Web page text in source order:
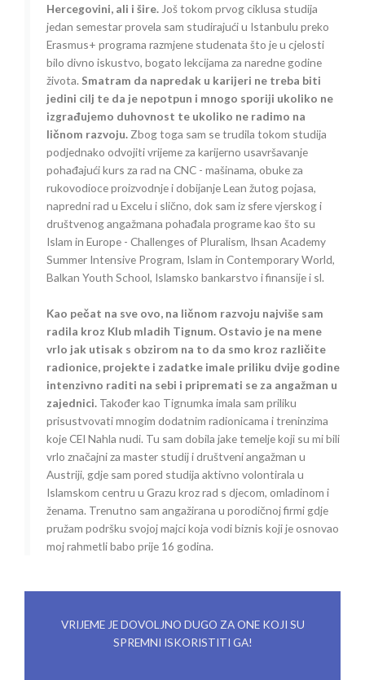
Hercegovini, ali i šire. Još tokom prvog ciklusa studija
jedan semestar provela sam studirajući u Istanbulu preko
Erasmus+ programa razmjene studenata što je u cjelosti
bilo divno iskustvo, bogato lekcijama za naredne godine
života. Smatram da napredak u karijeri ne treba biti
jedini cilj te da je nepotpun i mnogo sporiji ukoliko ne
izgrađujemo duhovnost te ukoliko ne radimo na
ličnom razvoju. Zbog toga sam se trudila tokom studija
podjednako odvojiti vrijeme za karijerno usavršavanje
pohađajući kurs za rad na CNC - mašinama, obuke za
rukovodioce proizvodnje i dobijanje Lean žutog pojasa,
napredni rad u Excelu i slično, dok sam iz sfere vjerskog i
društvenog angažmana pohađala programe kao što su
Islam in Europe - Challenges of Pluralism, Ihsan Academy
Summer Intensive Program, Islam in Contemporary World,
Balkan Youth School, Islamsko bankarstvo i finansije i sl.
Kao pečat na sve ovo, na ličnom razvoju najviše sam
radila kroz Klub mladih Tignum. Ostavio je na mene
vrlo jak utisak s obzirom na to da smo kroz različite
radionice, projekte i zadatke imale priliku dvije godine
intenzivno raditi na sebi i pripremati se za angažman u
zajednici. Također kao Tignumka imala sam priliku
prisustvovati mnogim dodatnim radionicama i treninzima
koje CEI Nahla nudi. Tu sam dobila jake temelje koji su mi bili
vrlo značajni za master studij i društveni angažman u
Austriji, gdje sam pored studija aktivno volontirala u
Islamskom centru u Grazu kroz rad s djecom, omladinom i
ženama. Trenutno sam angažirana u porodičnoj firmi gdje
pružam podršku svojoj majci koja vodi biznis koji je osnovao
moj rahmetli babo prije 16 godina.
VRIJEME JE DOVOLJNO DUGO ZA ONE KOJI SU
SPREMNI ISKORISTITI GA!